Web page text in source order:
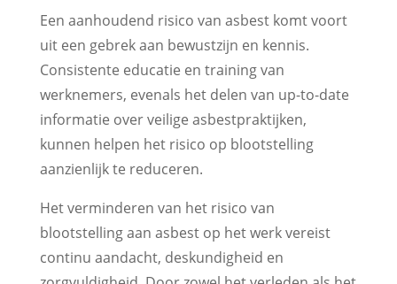
Een aanhoudend risico van asbest komt voort
uit een gebrek aan bewustzijn en kennis.
Consistente educatie en training van
werknemers, evenals het delen van up-to-date
informatie over veilige asbestpraktijken,
kunnen helpen het risico op blootstelling
aanzienlijk te reduceren.
Het verminderen van het risico van
blootstelling aan asbest op het werk vereist
continu aandacht, deskundigheid en